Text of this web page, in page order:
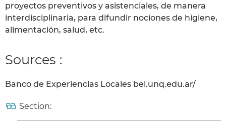
proyectos preventivos y asistenciales, de manera
interdisciplinaria, para difundir nociones de higiene,
alimentación, salud, etc.
Sources :
Banco de Experiencias Locales bel.unq.edu.ar/
Section: